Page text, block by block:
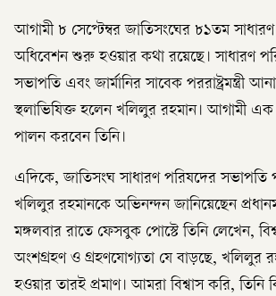
আগামী ৮ সেপ্টেম্বর জাতিসংঘের ৮১তম
অধিবেশন শুরু হওয়ার কথা রয়েছে। সাধারণ
সভাপতি এবং জার্মানির সাবেক পররাষ্ট্রমন্ত্রী
স্থলাভিষিক্ত হলেন খলিলুর রহমান। আগামী
পালন করবেন তিনি।
এদিকে, জাতিসংঘ সাধারণ পরিষদের সভাপতি
খলিলুর রহমানকে অভিনন্দন জানিয়েছেন
মঙ্গলবার রাতে ফেসবুক পোস্টে তিনি লেখেন,
অংশগ্রহণ ও গ্রহণযোগ্যতা যে বাড়ছে, খলিলুর
হওয়ার তারই প্রমাণ। আমরা বিশ্বাস করি, তিনি